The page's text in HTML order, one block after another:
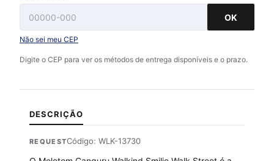
OK
Não sei meu CEP
Digite o CEP para ver os métodos de entrega disponíveis e o prazo.
DESCRIÇÃO
REQUESTCódigo: WLK-13730